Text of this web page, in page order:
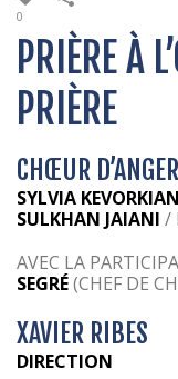
0
PRIÈRE À
PRIÈRE
CHŒUR
SYLVIA KEVORKIAN
SULKHAN JAIANI /
AVEC LA
SEGRÉ(CHEF DE
XAVIER RIBES
DIRECTION